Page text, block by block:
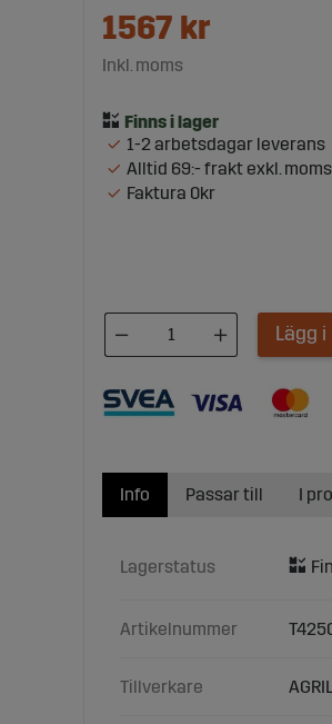
1567 kr
Inkl. moms
1-2 arbetsdagar leverans
Alltid 69:- frakt exkl. moms
Faktura 0kr
Lägg
Info
Lagerstatus
Artikelnummer
Tillverkare
Passar till I